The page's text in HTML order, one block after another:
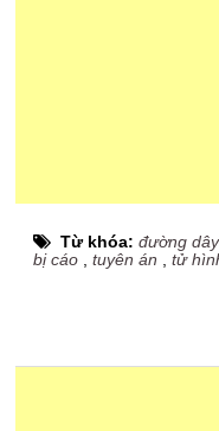
Từ khóa:đường
bị cáo ,tuyên án ,tử